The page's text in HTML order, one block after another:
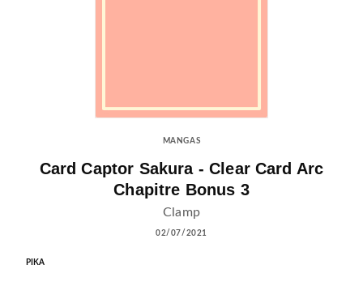
MANGAS
Card Captor Sakura - Clear Card Arc
Chapitre Bonus 3
Clamp
02/07/2021
PIKA